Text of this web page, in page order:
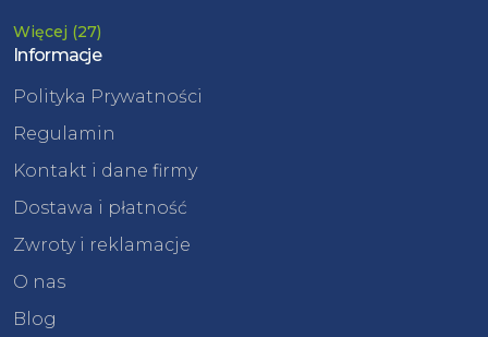
Więcej (27)
Informacje
Polityka Prywatności
Regulamin
Kontakt i dane firmy
Dostawa i płatność
Zwroty i reklamacje
O nas
Blog